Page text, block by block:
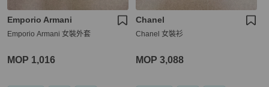
Emporio Armani
Emporio Armani 女裝外套
MOP 1,016
Chanel
Chanel 女裝衫
MOP 3,088